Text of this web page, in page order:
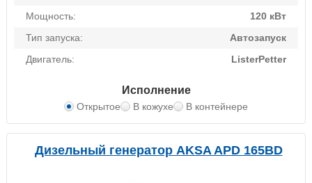
Мощность:
120 кВт
Тип запуска:
Автозапуск
Двигатель:
ListerPetter
Исполнение
Открытое В кожухе В контейнере
Дизельный генератор AKSA APD 165BD